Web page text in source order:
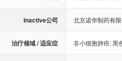
Inactive公司 北京诺华制药有
治疗领域 / 适应症 非小细胞肺癌;黑